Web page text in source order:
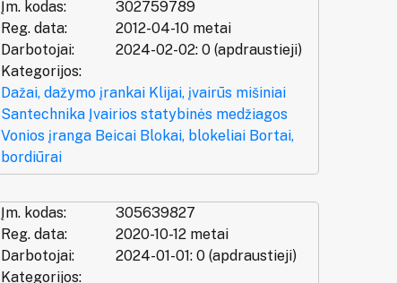
Įm. kodas:
302759789
Reg. data:
2012-04-10 metai
Darbotojai:
2024-02-02: 0 (apdraustieji)
Kategorijos:
Dažai, dažymo įrankai Klijai, įvairūs mišiniai
Santechnika Įvairios statybinės medžiagos
Vonios įranga Beicai Blokai, blokeliai Bortai,
bordiūrai
Įm. kodas:
305639827
Reg. data:
2020-10-12 metai
Darbotojai:
2024-01-01: 0 (apdraustieji)
Kategorijos: